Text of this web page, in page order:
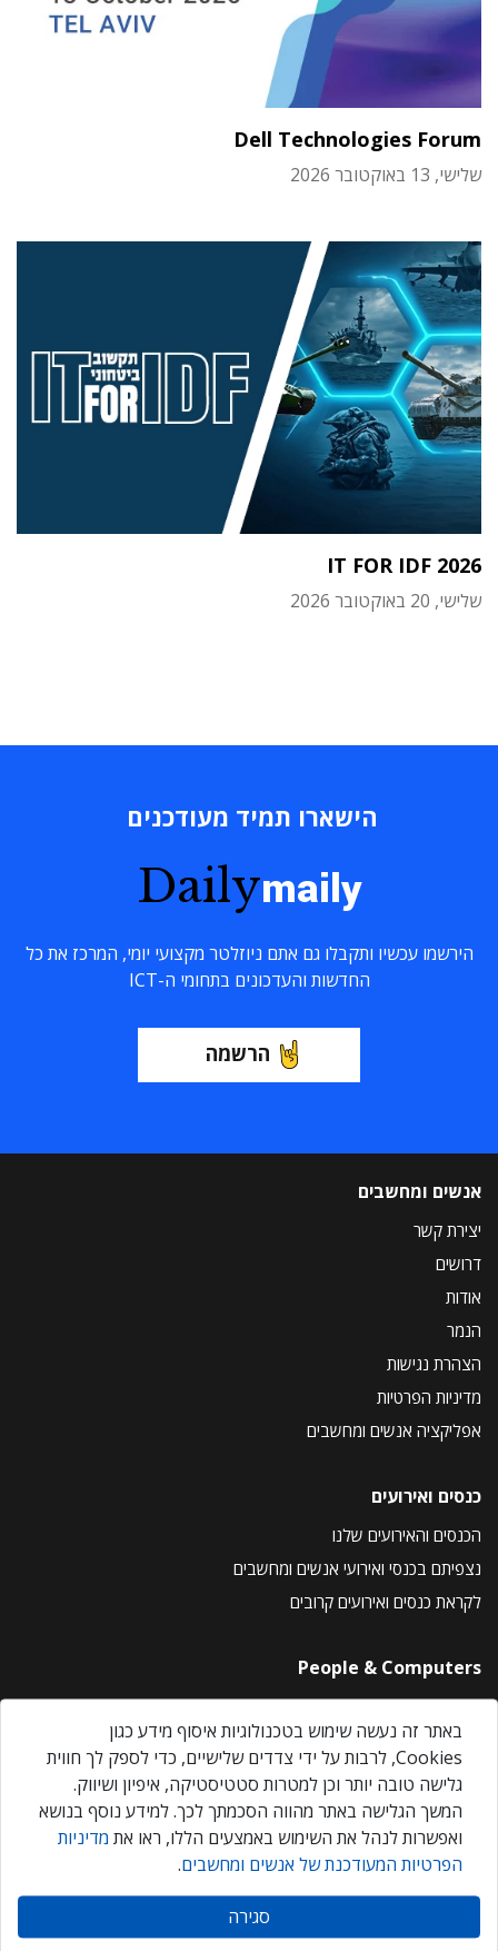
Dell Technologies Forum
שלישי, 13 באוקטובר 2026
IT FOR IDF 2026
שלישי, 20 באוקטובר 2026
הישארו תמיד מעודכנים
Dailymaily
הירשמו עכשיו ותקבלו גם אתם ניוזלטר מקצועי יומי, המרכז את כל
החדשות והעדכונים בתחומי ה-ICT
הרשמה
אנשים ומחשבים
יצירת קשר
דרושים
אודות
הנמר
הצהרת נגישות
מדיניות הפרטיות
אפליקציה אנשים ומחשבים
כנסים ואירועים
הכנסים והאירועים שלנו
נצפיתם בכנסי ואירועי אנשים ומחשבים
לקראת כנסים ואירועים קרובים
People & Computers
About Us
Privacy Policy
Contact Us
Our Events
אנשים ומחשבים © 2026 – כל הזכויות שמורות
באתר זה נעשה שימוש בטכנולוגיות איסוף מידע כגון
Cookies, לרבות על ידי צדדים שלישיים, כדי לספק לך חווית
גלישה טובה יותר וכן למטרות סטטיסטיקה, איפיון ושיווק.
המשך הגלישה באתר מהווה הסכמתך לכך. למידע נוסף בנושא
ואפשרות לנהל את השימוש באמצעים הללו, ראו את מדיניות
הפרטיות המעודכנת של אנשים ומחשבים.
סגירה